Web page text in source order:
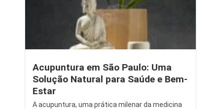
Acupuntura em São Paulo: Uma
Solução Natural para Saúde e Bem-
Estar
A acupuntura, uma prática milenar da medicina